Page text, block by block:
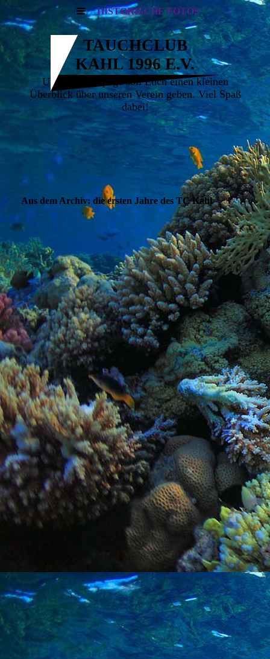
HISTORISCHE FOTOS
TAUCHCLUB
KAHL 1996 E.V.
Unsere Homepage soll Euch einen kleinen
Überblick über unseren Verein geben. Viel Spaß
dabei!
Aus dem Archiv: die ersten Jahre des TC Kahl